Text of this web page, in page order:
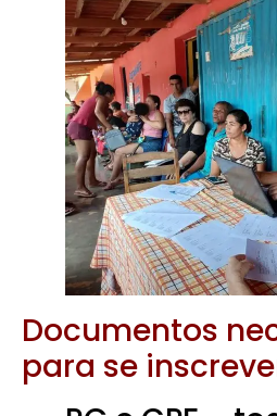
Documentos
para se